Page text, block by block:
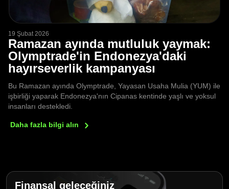
19 Şubat 2026
Ramazan ayında mutluluk yaymak:
Olymptrade'in Endonezya'daki
hayırseverlik kampanyası
Bu Ramazan ayında Olymptrade, Yayasan Usaha Mulia (YUM) ile
işbirliği yaparak Endonezya'nın Cipanas kentinde yaşlı ve yoksul
insanları destekledi.
Daha fazla bilgi alın
Finansal geleceğiniz